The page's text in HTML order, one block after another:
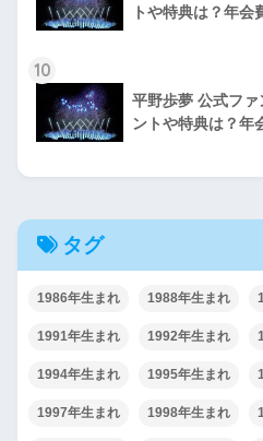
トや特典は？年会
10
平野歩夢 公式フ
ントや特典は？年
タグ
1986年生まれ 1988年生まれ
1991年生まれ 1992年生まれ
1994年生まれ 1995年生まれ
1997年生まれ 1998年生まれ